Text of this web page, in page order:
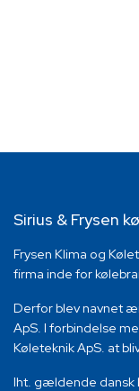
Sirius & Frysen
Frysen Klima og
firma inde for
Derfor blev navnet
ApS. I forbindelse
Køleteknik ApS. at
Iht. gældende dansk